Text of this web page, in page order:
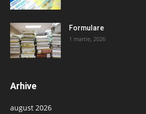
Formulare
1 martie, 2026
Arhive
august 2026